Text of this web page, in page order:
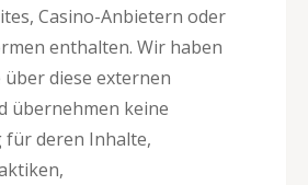
Casino-Anbietern oder
enthalten. Wir haben
diese externen
übernehmen keine
deren Inhalte,